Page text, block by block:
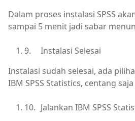
Dalam proses instalasi SPSS
sampai 5 menit jadi sabar
9.
Instalasi Selesai
Instalasi sudah selesai, ada
IBM SPSS Statistics, centang
10. Jalankan IBM SPSS